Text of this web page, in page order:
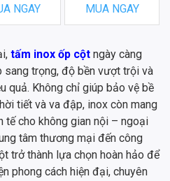
NGAY MUA NGAY
tấm inox ốp cột ngày càng
trọng, độ bền vượt trội và
quả. Không chỉ giúp bảo vệ bề
tiết và va đập, inox còn mang
tế cho không gian nội – ngoại
tâm thương mại đến công
trở thành lựa chọn hoàn hảo để
phong cách hiện đại, chuyên